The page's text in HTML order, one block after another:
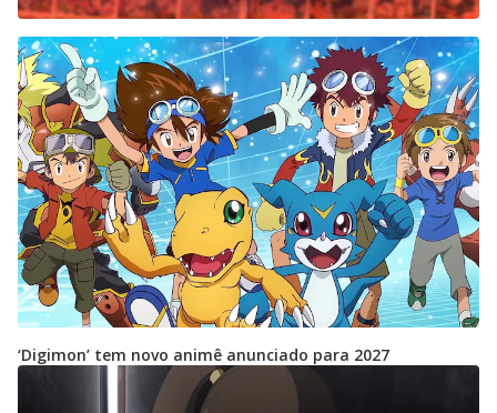
‘Digimon’ tem novo animê anunciado para 2027